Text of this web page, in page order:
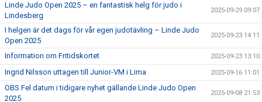
Linde Judo Open 2025 – en fantastisk helg för judo i
Lindesberg
2025-09-29 09:07
I helgen är det dags för vår egen judotävling – Linde Judo
Open 2025
2025-09-23 14:11
Information om Fritidskortet 2025-09-23 13:10
Ingrid Nilsson uttagen till Junior-VM i Lima 2025-09-16 11:01
OBS Fel datum i tidigare nyhet gällande Linde Judo Open
2025
2025-09-08 21:53